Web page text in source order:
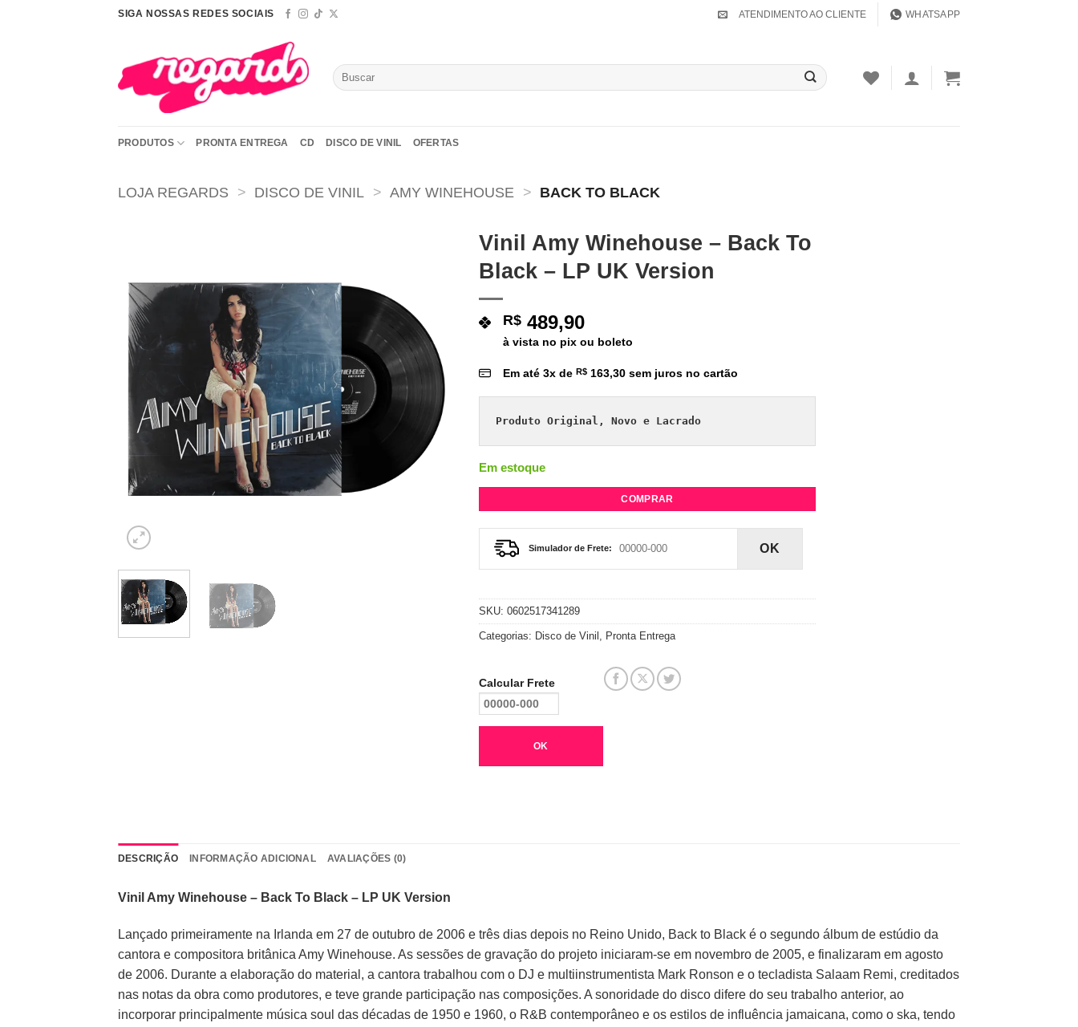
SIGA NOSSAS REDES SOCIAIS ATENDIMENTO AO CLIENTE WHATSAPP
Pesquisar
por:
PRODUTOS PRONTA ENTREGA CD DISCO DE VINIL OFERTAS
LOJA REGARDS > DISCO DE VINIL > AMY WINEHOUSE > BACK TO BLACK
Vinil Amy Winehouse – Back To
Black – LP UK Version
R$ 489,90
à vista no pix ou boleto
Em até 3x de R$ 163,30 sem juros no cartão
Produto Original, Novo e Lacrado
Em estoque
COMPRAR
Simulador de Frete: OK
SKU: 0602517341289
Categorias: Disco de Vinil Pronta Entrega
Calcular Frete
OK
DESCRIÇÃO INFORMAÇÃO ADICIONAL AVALIAÇÕES (0)
Vinil Amy Winehouse – Back To Black – LP UK Version
Lançado primeiramente na Irlanda em 27 de outubro de 2006 e três dias depois no Reino Unido, Back to Black é o segundo álbum de estúdio da
cantora e compositora britânica Amy Winehouse. As sessões de gravação do projeto iniciaram-se em novembro de 2005, e finalizaram em agosto
de 2006. Durante a elaboração do material, a cantora trabalhou com o DJ e multiinstrumentista Mark Ronson e o tecladista Salaam Remi, creditados
nas notas da obra como produtores, e teve grande participação nas composições. A sonoridade do disco difere do seu trabalho anterior, ao
incorporar principalmente música soul das décadas de 1950 e 1960, o R&B contemporâneo e os estilos de influência jamaicana, como o ska, tendo